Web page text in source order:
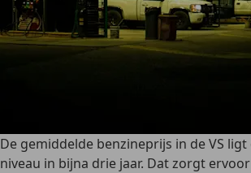
De gemiddelde benzineprijs in de VS
niveau in bijna drie jaar. Dat zorgt